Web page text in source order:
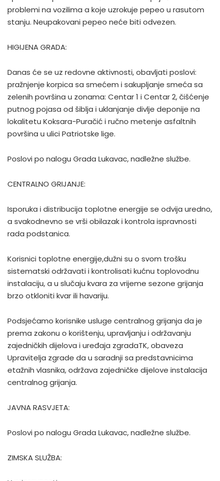
problemi na vozilima a koje uzrokuje pepeo u rasutom
stanju. Neupakovani pepeo neće biti odvezen.
HIGIJENA GRADA:
Danas će se uz redovne aktivnosti, obavljati poslovi:
pražnjenje korpica sa smećem i sakupljanje smeća sa
zelenih površina u zonama: Centar 1 i Centar 2, čišćenje
putnog pojasa od šiblja i uklanjanje divlje deponije na
lokalitetu Koksara-Puračić i ručno metenje asfaltnih
površina u ulici Patriotske lige.
Poslovi po nalogu Grada Lukavac, nadležne službe.
CENTRALNO GRIJANJE:
Isporuka i distribucija toplotne energije se odvija uredno,
a svakodnevno se vrši obilazak i kontrola ispravnosti
rada podstanica.
Korisnici toplotne energije,dužni su o svom trošku
sistematski održavati i kontrolisati kućnu toplovodnu
instalaciju, a u slučaju kvara za vrijeme sezone grijanja
brzo otkloniti kvar ili havariju.
Podsjećamo korisnike usluge centralnog grijanja da je
prema zakonu o korištenju, upravljanju i održavanju
zajedničkih dijelova i uređaja zgradaTK, obaveza
Upravitelja zgrade da u saradnji sa predstavnicima
etažnih vlasnika, održava zajedničke dijelove instalacija
centralnog grijanja.
JAVNA RASVJETA:
Poslovi po nalogu Grada Lukavac, nadležne službe.
ZIMSKA SLUŽBA: